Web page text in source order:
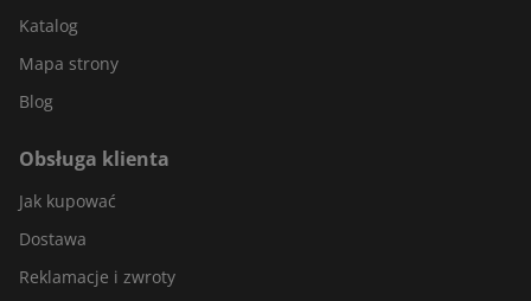
Katalog
Mapa strony
Blog
Obsługa klienta
Jak kupować
Dostawa
Reklamacje i zwroty